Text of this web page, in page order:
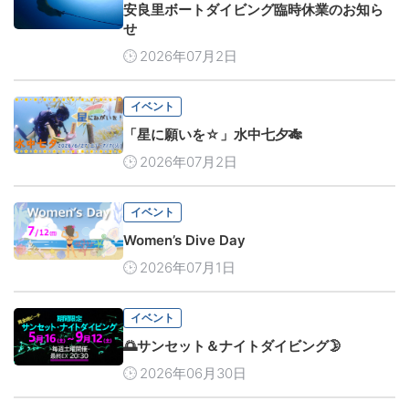
安良里ボートダイビング臨時休業のお知ら
せ
2026年07月2日
イベント
「星に願いを☆」水中七夕🎋
2026年07月2日
イベント
Women’s Dive Day
2026年07月1日
イベント
🌅サンセット＆ナイトダイビング🌛
2026年06月30日